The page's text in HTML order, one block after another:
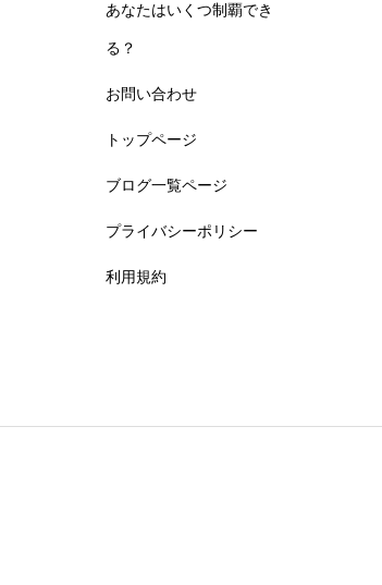
あなたはいくつ制覇でき
る？
お問い合わせ
トップページ
ブログ一覧ページ
プライバシーポリシー
利用規約